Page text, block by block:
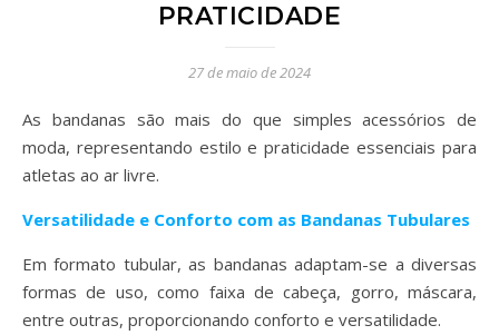
PRATICIDADE
27 de maio de 2024
As bandanas são mais do que simples acessórios de
moda, representando estilo e praticidade essenciais para
atletas ao ar livre.
Versatilidade e Conforto com as Bandanas Tubulares
Em formato tubular, as bandanas adaptam-se a diversas
formas de uso, como faixa de cabeça, gorro, máscara,
entre outras, proporcionando conforto e versatilidade.